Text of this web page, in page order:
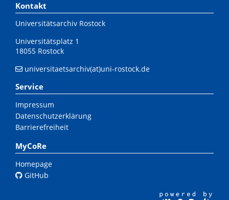
Kontakt
Universitätsarchiv Rostock
Universitätsplatz 1
18055 Rostock
universitaetsarchiv(at)uni-rostock.de
Service
Impressum
Datenschutzerklärung
Barrierefreiheit
MyCoRe
Homepage
GitHub